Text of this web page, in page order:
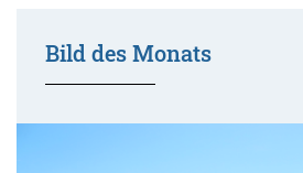
Bild des Monats